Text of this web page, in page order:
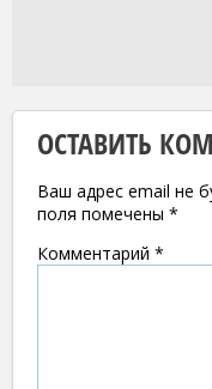
ОСТАВИТЬ
Ваш адрес email не
поля помечены *
Комментарий *